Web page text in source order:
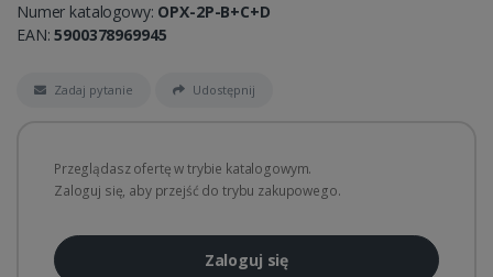
Numer katalogowy: OPX-2P-B+C+D
EAN:5900378969945
Zadaj pytanie Udostępnij
Przeglądasz ofertę w trybie katalogowym.
Zaloguj się, aby przejść do trybu zakupowego.
Zaloguj się